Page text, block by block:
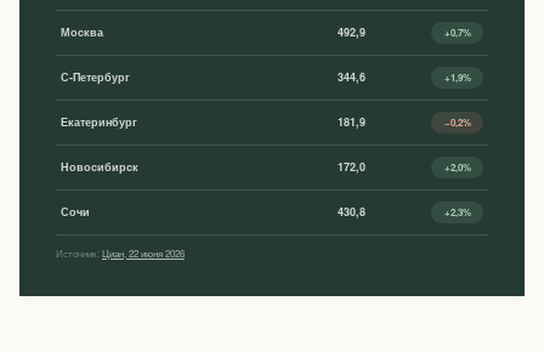
Москва 492,9 +0,7%
С-Петербург 344,6 +1,9%
Екатеринбург 181,9 −0,2%
Новосибирск 172,0 +2,0%
Сочи 430,8 +2,3%
Источник:Циан, 22 июня 2026